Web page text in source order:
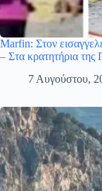
Marfin: Στον
– Στα κρατητήρια
7 Αυγούστου,